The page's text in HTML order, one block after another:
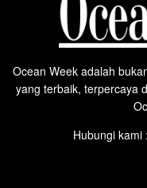
Ocean Week adalah
yang terbaik, terpercaya
Hubungi kami